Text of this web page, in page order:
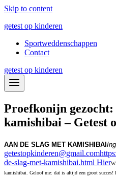
Skip to content
getest op kinderen
Sportweddenschappen
Contact
getest op kinderen
Proefkonijn gezocht:
kamishibai – Getest
AAN DE SLAG MET KAMISHIBAI
getestopkinderen@gmail.com
de-slag-met-kamishibai.html Hier
kamishibai. Geloof me: dat is altijd een groot succes!